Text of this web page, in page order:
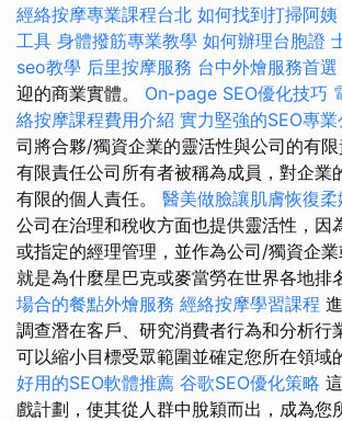
經絡按摩專業課程台北 如何找到打掃阿姨
工具 身體撥筋專業教學 如何辦理台胞證
seo教學 后里按摩服務 台中外燴服務首選
迎的商業實體。 On-page SEO優化技巧
絡按摩課程費用介紹 實力堅強的SEO專業
司將合夥/獨資企業的靈活性與公司的有限
有限責任公司所有者被稱為成員，對企業
有限的個人責任。 醫美做臉讓肌膚恢復
公司在治理和稅收方面也提供靈活性，因
或指定的經理管理，並作為公司/獨資企
就是為什麼星巴克或麥當勞在世界各地排
場合的餐點外燴服務 經絡按摩學習課程
調查潛在客戶、研究消費者行為和分析行
可以縮小目標受眾範圍並確定您所在領域
好用的SEO軟體推薦 谷歌SEO優化策略
戲計劃，使其從人群中脫穎而出，成為您